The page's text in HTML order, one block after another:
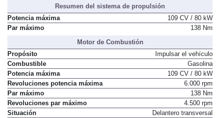
Resumen del sistema de propulsión
Potencia máxima
109 CV / 80 kW
Par máximo
138 Nm
Motor de Combustión
Propósito
Impulsar el vehículo
Combustible
Gasolina
Potencia máxima
109 CV / 80 kW
Revoluciones potencia máxima
6.000 rpm
Par máximo
138 Nm
Revoluciones par máximo
4.500 rpm
Situación
Delantero transversal